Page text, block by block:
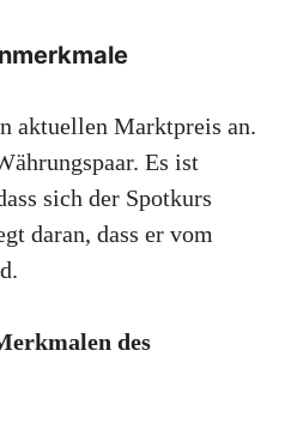
aktuellen Marktpreis an.
Es ist
sich der Spotkurs
daran, dass er vom
des